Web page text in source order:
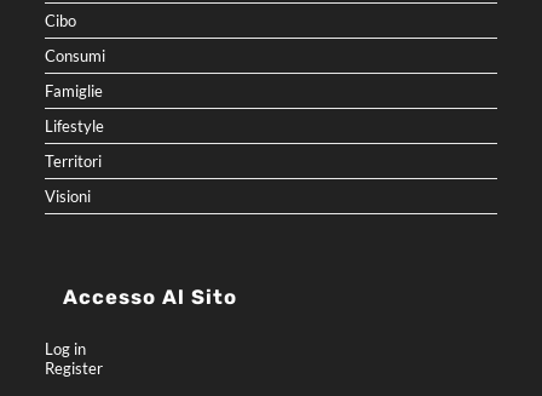
Cibo
Consumi
Famiglie
Lifestyle
Territori
Visioni
Accesso Al Sito
Log in
Register